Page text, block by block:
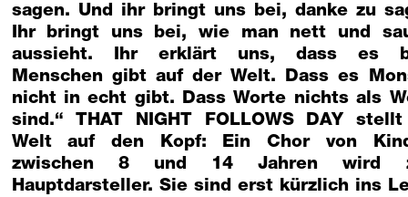
sagen. Und ihr bringt uns bei, danke zu
Ihr bringt uns bei, wie man nett und
aussieht. Ihr erklärt uns, dass es
Menschen gibt auf der Welt. Dass es
nicht in echt gibt. Dass Worte nichts als
sind.“ THAT NIGHT FOLLOWS DAY
Welt auf den Kopf: Ein Chor von
zwischen 8 und 14 Jahren wird
Hauptdarsteller. Sie sind erst kürzlich ins